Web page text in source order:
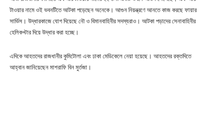
টাওয়ার নামে ওই ভবনটিতে আটকা পড়েছেন অনেকে। আগুন নিয়ন্ত্রণে আনতে কাজ করছে ফায়ার
সার্ভিস। উদ্ধারকাজে যোগ দিয়েছে নৌ ও বিমানবাহিনীর সদস্যরাও। আটকা পড়াদের সেনাবাহিনীর
হেলিকপ্টার দিয়ে উদ্ধার করা হচ্ছে।
এদিকে আহতদের রাজধানীর কুমিটোলা এবং ঢাকা মেডিকেলে নেয়া হয়েছে। আহতদের রক্তদিতে
আহ্বান জানিয়েছেন মাশরাফি বিন মুর্তজা।